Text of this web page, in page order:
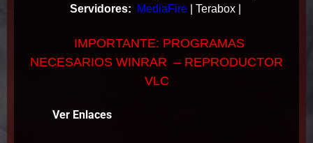
Servidores:
MediaFire| Terabox |
IMPORTANTE: PROGRAMAS
NECESARIOS WINRAR – REPRODUCTOR
VLC
Ver Enlaces